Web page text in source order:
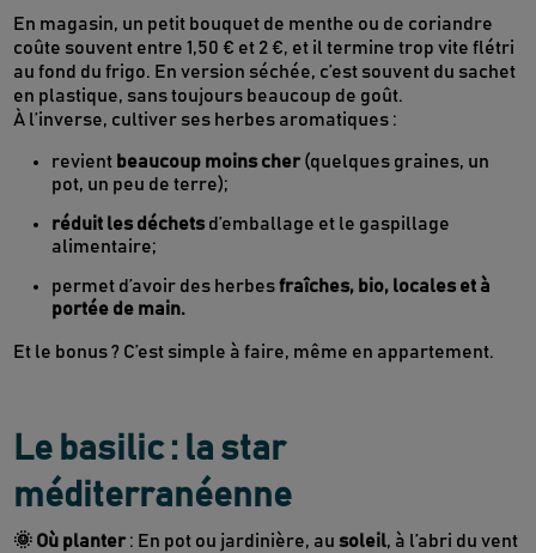
En magasin, un petit bouquet de menthe ou de coriandre
coûte souvent entre 1,50 € et 2 €, et il termine trop vite flétri
au fond du frigo. En version séchée, c’est souvent du sachet
en plastique, sans toujours beaucoup de goût.
À l’inverse, cultiver ses herbes aromatiques :
revient beaucoup moins cher(quelques graines, un
pot, un peu de terre);
réduit les déchets d’emballage et le gaspillage
alimentaire;
permet d’avoir des herbesfraîches, bio, locales et à
portée de main.
Et le bonus ? C’est simple à faire, même en appartement.
Le basilic : la star
méditerranéenne
🌞 Où planter: En pot ou jardinière, ausoleil, à l’abri du vent